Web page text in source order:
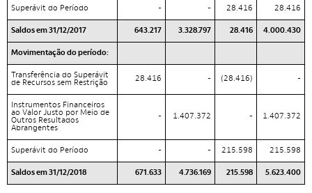
Superávit do Período - - 28.416 28.416
Saldos em 31/12/2017 643.217 3.328.797 28.416 4.000.430
Movimentação do período:
Transferência do Superávit
de Recursos sem Restrição
28.416 - (28.416) -
Instrumentos Financeiros
ao Valor Justo por Meio de
Outros Resultados
Abrangentes
- 1.407.372 - 1.407.372
Superávit do Período - - 215.598 215.598
Saldos em 31/12/2018 671.633 4.736.169 215.598 5.623.400